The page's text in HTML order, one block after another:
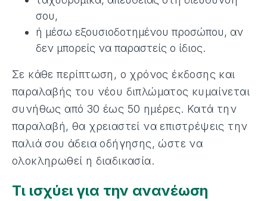
σου,
ή μέσω εξουσιοδοτημένου προσώπου, αν
δεν μπορείς να παραστείς ο ίδιος.
Σε κάθε περίπτωση, ο χρόνος έκδοσης και
παραλαβής του νέου διπλώματος κυμαίνεται
συνήθως από 30 έως 50 ημέρες. Κατά την
παραλαβή, θα χρειαστεί να επιστρέψεις την
παλιά σου άδεια οδήγησης, ώστε να
ολοκληρωθεί η διαδικασία.
Τι ισχύει για την ανανέωση